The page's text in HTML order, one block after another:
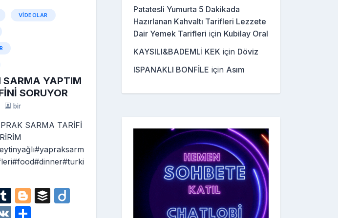
VIDEOLAR
SARMA YAPTIM
SORUYOR
bir
SARMA TARİFİ
T
u
Bl B
V
Patatesli Yumurta 5 Dakikada
Hazırlanan Kahvaltı Tarifleri Lezzete
Dair Yemek Tarifleri için Kubilay Oral
KAYSILI&BADEMLİ KEK için Döviz
ISPANAKLI BONFİLE için Asım